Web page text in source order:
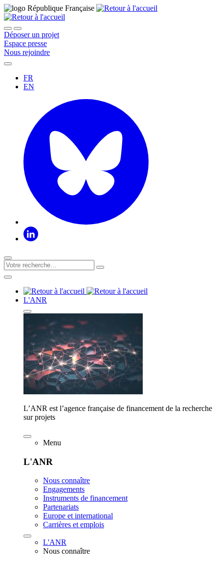
Déposer un projet
Espace presse
Nous rejoindre
FR
EN
L'ANR
L’ANR est l’agence française de financement de la recherche
sur projets
Menu
L'ANR
Nous connaître
Engagements
Instruments de financement
Partenariats
Europe et international
Carrières et emplois
L'ANR
Nous connaître